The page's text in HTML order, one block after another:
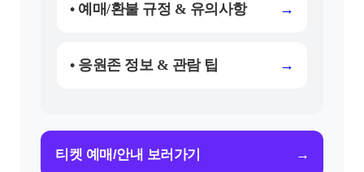
• 예매/환불 규정 & 유의사항 →
• 응원존 정보 & 관람 팁 →
티켓 예매/안내 보러가기 →